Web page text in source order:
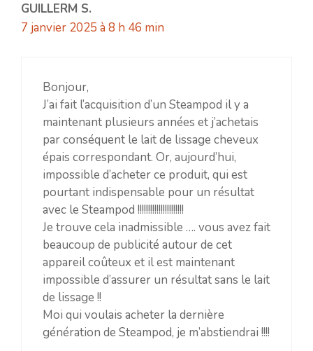
GUILLERM S.
7 janvier 2025 à 8 h 46 min
Bonjour,
J’ai fait l’acquisition d’un Steampod il y a
maintenant plusieurs années et j’achetais
par conséquent le lait de lissage cheveux
épais correspondant. Or, aujourd’hui,
impossible d’acheter ce produit, qui est
pourtant indispensable pour un résultat
avec le Steampod !!!!!!!!!!!!!!!!!!!!!!
Je trouve cela inadmissible …. vous avez fait
beaucoup de publicité autour de cet
appareil coûteux et il est maintenant
impossible d’assurer un résultat sans le lait
de lissage !!
Moi qui voulais acheter la dernière
génération de Steampod, je m’abstiendrai !!!!